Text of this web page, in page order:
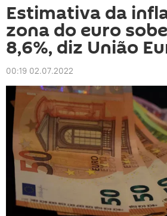
Estimativa da
zona do euro
8,6%, diz União
00:19 02.07.2022